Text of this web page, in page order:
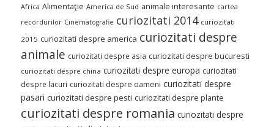
Africa Alimentaţie America de Sud animale interesante cartea
recordurilor Cinematografie curiozitati 2014 curiozitati
2015 curiozitati despre america curiozitati despre
animale curiozitati despre asia curiozitati despre bucuresti
curiozitati despre china curiozitati despre europa curiozitati
despre lacuri curiozitati despre oameni curiozitati despre
pasari curiozitati despre pesti curiozitati despre plante
curiozitati despre romania curiozitati despre